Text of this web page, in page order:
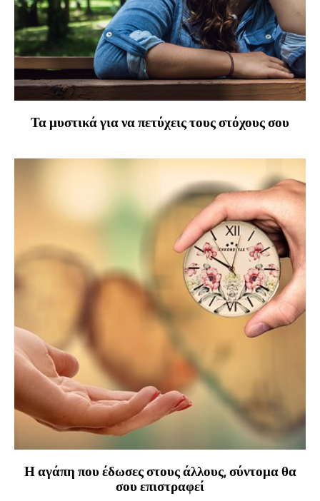
Τα μυστικά για να πετύχεις τους στόχους σου
Η αγάπη που έδωσες στους άλλους, σύντομα θα
σου επιστραφεί